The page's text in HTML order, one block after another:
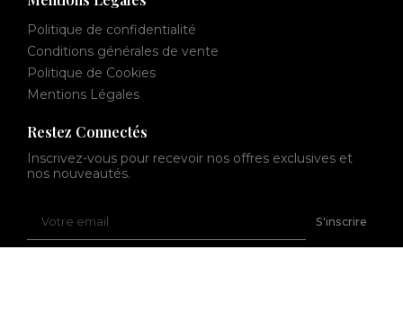
Politique de confidentialité
Conditions générales de vente
Politique de Cookies
Mentions Légales
Restez Connectés
Inscrivez-vous pour recevoir nos offres exclusives et
nos nouveautés.
email
S'inscrire